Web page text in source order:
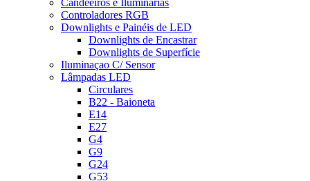
Controladores RGB
Downlights e Painéis de LED
Downlights de Encastrar
Downlights de Superfície
Iluminaçao C/ Sensor
Lâmpadas LED
Circulares
B22 - Baioneta
E14
E27
G4
G9
G24
G53